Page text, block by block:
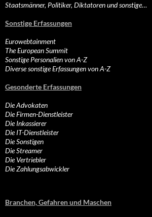
Staatsmänner, Politiker, Diktatoren und sonstige…
Sonstige Erfassungen
Eurowebtainment
The European Summit
Sonstige Personalien von A-Z
Diverse sonstige Erfassungen von A-Z
Gesonderte Erfassungen
Die Advokaten
Die Firmen-Dienstleister
Die Inkassierer
Die IT-Dienstleister
Die Sonstigen
Die Streamer
Die Vertriebler
Die Zahlungsabwickler
Branchen, Gefahren und Maschen